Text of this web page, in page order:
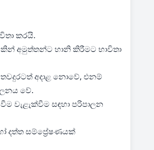
කරයි.
අමුත්තන්ට හානි කිරීමට භාවිතා
අදාළ නොවේ, එනම්
වේ.
වැළැක්වීම සඳහා පරිපාලන
දත්ත සම්ප්‍රේෂණයක්